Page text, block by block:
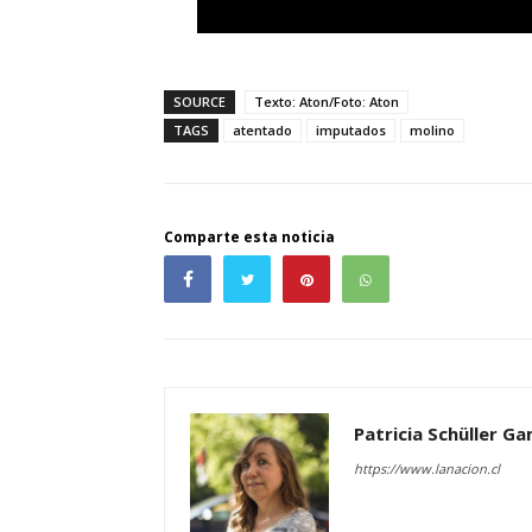
SOURCE
Texto: Aton/Foto: Aton
TAGS
atentado imputados molino
Comparte esta noticia
Patricia Schüller
https://www.lanacion.cl